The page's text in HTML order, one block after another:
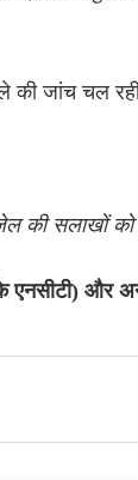
की जांच चल
की सलाखों
एनसीटी) और